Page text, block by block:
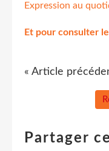
Expression au
Et pour consulter
« Article
Partager